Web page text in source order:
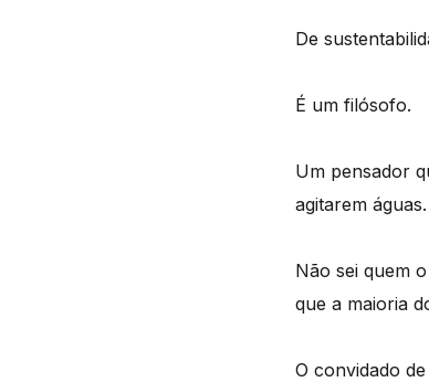
De
É um filósofo.
Um pensador
agitarem águas.
Não sei quem
que a maioria
O convidado